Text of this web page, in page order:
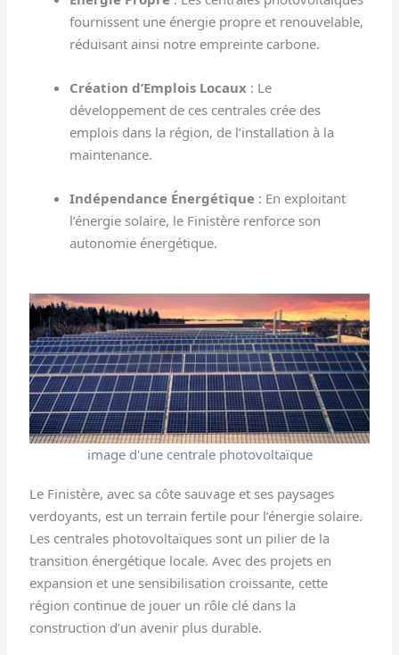
fournissent une énergie propre et renouvelable,
réduisant ainsi notre empreinte carbone.
Création d’Emplois Locaux : Le
développement de ces centrales crée des
emplois dans la région, de l’installation à la
maintenance.
Indépendance Énergétique : En exploitant
l’énergie solaire, le Finistère renforce son
autonomie énergétique.
image d'une centrale photovoltaïque
Le Finistère, avec sa côte sauvage et ses paysages
verdoyants, est un terrain fertile pour l’énergie solaire.
Les centrales photovoltaïques sont un pilier de la
transition énergétique locale. Avec des projets en
expansion et une sensibilisation croissante, cette
région continue de jouer un rôle clé dans la
construction d’un avenir plus durable.